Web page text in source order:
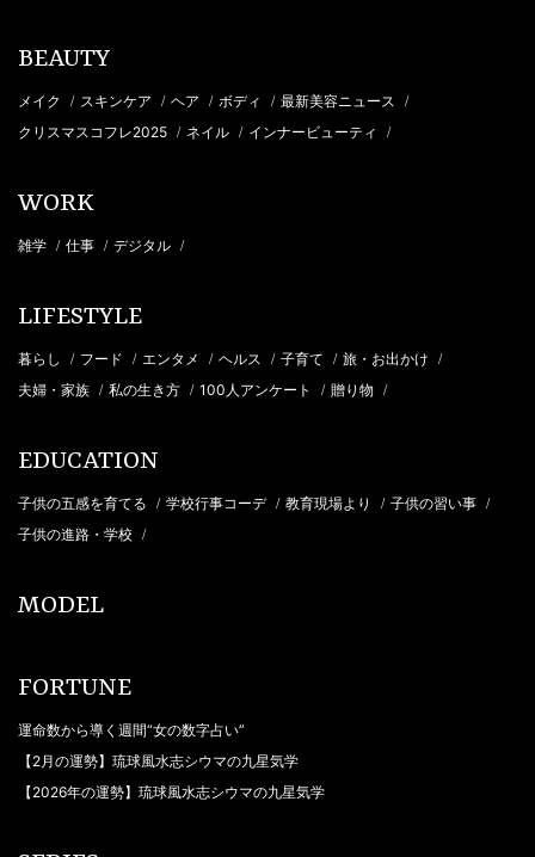
BEAUTY
メイク / スキンケア / ヘア / ボディ / 最新美容ニュース /
クリスマスコフレ2025 / ネイル / インナービューティ /
WORK
雑学 / 仕事 / デジタル /
LIFESTYLE
暮らし / フード / エンタメ / ヘルス / 子育て / 旅・お出かけ /
夫婦・家族 / 私の生き方 / 100人アンケート / 贈り物 /
EDUCATION
子供の五感を育てる / 学校行事コーデ / 教育現場より / 子供の習い事 /
子供の進路・学校 /
MODEL
FORTUNE
運命数から導く週間“女の数字占い”
【2月の運勢】琉球風水志シウマの九星気学
【2026年の運勢】琉球風水志シウマの九星気学